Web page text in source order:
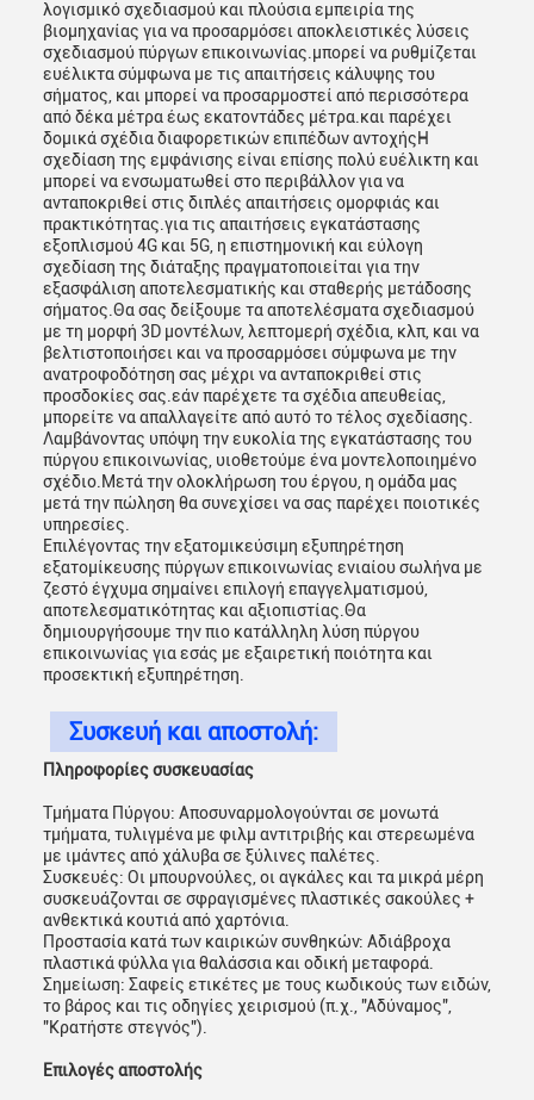
λογισμικό σχεδιασμού και πλούσια εμπειρία της
βιομηχανίας για να προσαρμόσει αποκλειστικές λύσεις
σχεδιασμού πύργων επικοινωνίας.μπορεί να ρυθμίζεται
ευέλικτα σύμφωνα με τις απαιτήσεις κάλυψης του
σήματος, και μπορεί να προσαρμοστεί από περισσότερα
από δέκα μέτρα έως εκατοντάδες μέτρα.και παρέχει
δομικά σχέδια διαφορετικών επιπέδων αντοχήςΗ
σχεδίαση της εμφάνισης είναι επίσης πολύ ευέλικτη και
μπορεί να ενσωματωθεί στο περιβάλλον για να
ανταποκριθεί στις διπλές απαιτήσεις ομορφιάς και
πρακτικότητας.για τις απαιτήσεις εγκατάστασης
εξοπλισμού 4G και 5G, η επιστημονική και εύλογη
σχεδίαση της διάταξης πραγματοποιείται για την
εξασφάλιση αποτελεσματικής και σταθερής μετάδοσης
σήματος.Θα σας δείξουμε τα αποτελέσματα σχεδιασμού
με τη μορφή 3D μοντέλων, λεπτομερή σχέδια, κλπ, και να
βελτιστοποιήσει και να προσαρμόσει σύμφωνα με την
ανατροφοδότηση σας μέχρι να ανταποκριθεί στις
προσδοκίες σας.εάν παρέχετε τα σχέδια απευθείας,
μπορείτε να απαλλαγείτε από αυτό το τέλος σχεδίασης.
Λαμβάνοντας υπόψη την ευκολία της εγκατάστασης του
πύργου επικοινωνίας, υιοθετούμε ένα μοντελοποιημένο
σχέδιο.Μετά την ολοκλήρωση του έργου, η ομάδα μας
μετά την πώληση θα συνεχίσει να σας παρέχει ποιοτικές
υπηρεσίες.
Επιλέγοντας την εξατομικεύσιμη εξυπηρέτηση
εξατομίκευσης πύργων επικοινωνίας ενιαίου σωλήνα με
ζεστό έγχυμα σημαίνει επιλογή επαγγελματισμού,
αποτελεσματικότητας και αξιοπιστίας.Θα
δημιουργήσουμε την πιο κατάλληλη λύση πύργου
επικοινωνίας για εσάς με εξαιρετική ποιότητα και
προσεκτική εξυπηρέτηση.
Συσκευή και αποστολή:
Πληροφορίες συσκευασίας
Τμήματα Πύργου: Αποσυναρμολογούνται σε μονωτά
τμήματα, τυλιγμένα με φιλμ αντιτριβής και στερεωμένα
με ιμάντες από χάλυβα σε ξύλινες παλέτες.
Συσκευές: Οι μπουρνούλες, οι αγκάλες και τα μικρά μέρη
συσκευάζονται σε σφραγισμένες πλαστικές σακούλες +
ανθεκτικά κουτιά από χαρτόνια.
Προστασία κατά των καιρικών συνθηκών: Αδιάβροχα
πλαστικά φύλλα για θαλάσσια και οδική μεταφορά.
Σημείωση: Σαφείς ετικέτες με τους κωδικούς των ειδών,
το βάρος και τις οδηγίες χειρισμού (π.χ., "Αδύναμος",
"Κρατήστε στεγνός").
Επιλογές αποστολής